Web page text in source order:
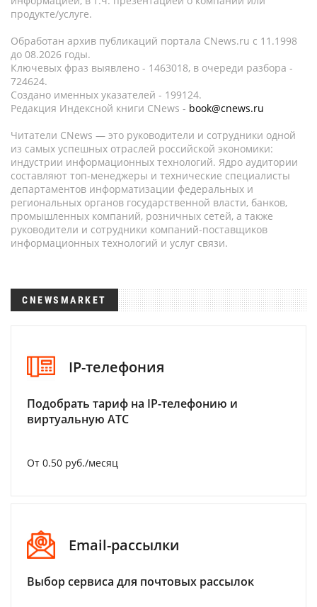
продукте/услуге.
Обработан архив публикаций портала CNews.ru c 11.1998
до 08.2026 годы.
Ключевых фраз выявлено - 1463018, в очереди разбора -
724624.
Создано именных указателей - 199124.
Редакция Индексной книги CNews - book@cnews.ru
Читатели CNews — это руководители и сотрудники одной
из самых успешных отраслей российской экономики:
индустрии информационных технологий. Ядро аудитории
составляют топ-менеджеры и технические специалисты
департаментов информатизации федеральных и
региональных органов государственной власти, банков,
промышленных компаний, розничных сетей, а также
руководители и сотрудники компаний-поставщиков
информационных технологий и услуг связи.
CNEWSMARKET
IP-телефония
Подобрать тариф на IP-телефонию и
виртуальную АТС
От 0.50 руб./месяц
Email-рассылки
Выбор сервиса для почтовых рассылок